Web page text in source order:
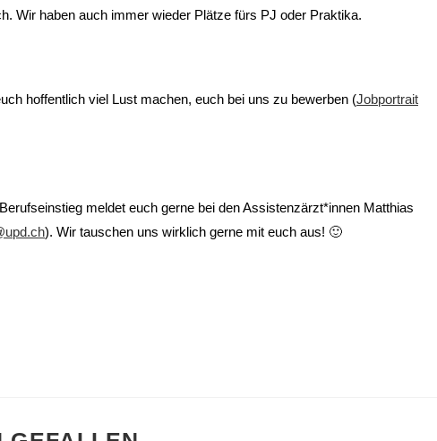
Wir haben auch immer wieder Plätze fürs PJ oder Praktika.
hoffentlich viel Lust machen, euch bei uns zu bewerben (Jobportrait
meldet euch gerne bei den Assistenzärzt*innen Matthias
). Wir tauschen uns wirklich gerne mit euch aus! 🙂